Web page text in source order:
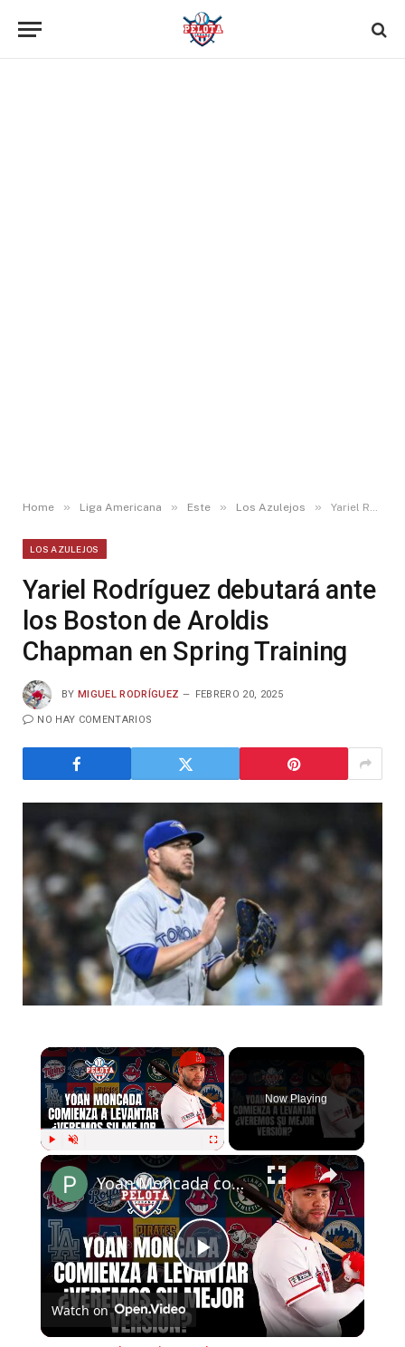
Home » Liga Americana » Este » Los Azulejos » Yariel Rodríguez debutará ante los Boston de Aroldis Chapman en Spring Training
LOS AZULEJOS
Yariel Rodríguez debutará ante
los Boston de Aroldis
Chapman en Spring Training
BY MIGUEL RODRÍGUEZ FEBRERO 20, 2025
NO HAY COMENTARIOS
Play Unmute Fullscreen
Now Playing
Play
Video
Yoan Moncada comienza a levantar ¿Veremos su mejor versión?
Watch on